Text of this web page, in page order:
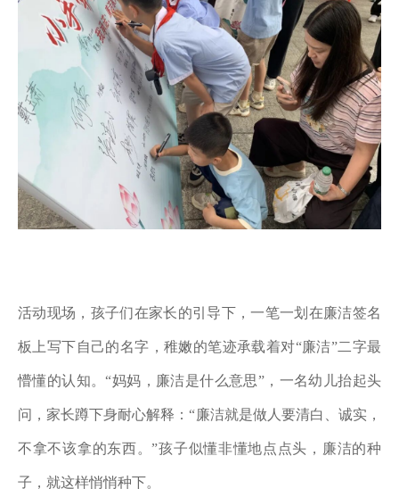
活动现场，孩子们在家长的引导下，一笔一划在廉洁签名
板上写下自己的名字，稚嫩的笔迹承载着对“廉洁”二字最
懵懂的认知。“妈妈，廉洁是什么意思”，一名幼儿抬起头
问，家长蹲下身耐心解释：“廉洁就是做人要清白、诚实，
不拿不该拿的东西。”孩子似懂非懂地点点头，廉洁的种
子，就这样悄悄种下。